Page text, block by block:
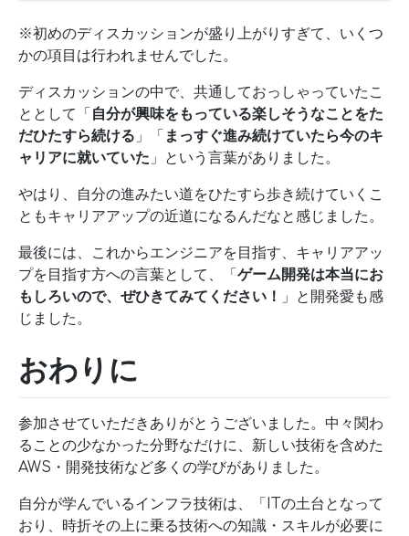
※初めのディスカッションが盛り上がりすぎて、いくつ
かの項目は行われませんでした。
ディスカッションの中で、共通しておっしゃっていたこ
ととして「 自分が興味をもっている楽しそうなことをた
だひたすら続ける 」「 まっすぐ進み続けていたら今のキ
ャリアに就いていた 」という言葉がありました。
やはり、自分の進みたい道をひたすら歩き続けていくこ
ともキャリアアップの近道になるんだなと感じました。
最後には、これからエンジニアを目指す、キャリアアッ
プを目指す方への言葉として、「 ゲーム開発は本当にお
もしろいので、ぜひきてみてください！
」と開発愛も感
じました。
おわりに
参加させていただきありがとうございました。中々関わ
ることの少なかった分野なだけに、新しい技術を含めた
AWS・開発技術など多くの学びがありました。
自分が学んでいるインフラ技術は、「ITの土台となって
おり、時折その上に乗る技術への知識・スキルが必要に